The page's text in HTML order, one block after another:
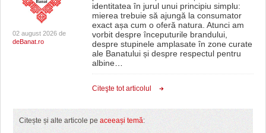
02 august 2026 de
deBanat.ro
identitatea în jurul unui principiu simplu:
mierea trebuie să ajungă la consumator
exact așa cum o oferă natura. Atunci am
vorbit despre începuturile brandului,
despre stupinele amplasate în zone curate
ale Banatului și despre respectul pentru
albine…
Citeşte tot articolul
Citește și alte articole pe aceeași temă: